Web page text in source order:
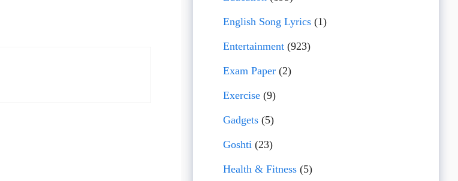
English Song Lyrics (1)
Entertainment (923)
Exam Paper (2)
Exercise (9)
Gadgets (5)
Goshti (23)
Health & Fitness (5)